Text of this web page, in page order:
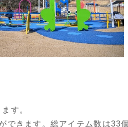
す。
できます。総アイテム数は33個